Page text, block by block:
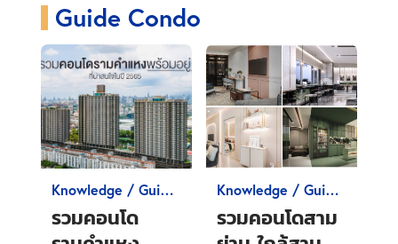
Guide Condo
Knowledge / Guide
Condo
รวมคอนโด
Knowledge / Guide
Condo
รวมคอนโดสาม